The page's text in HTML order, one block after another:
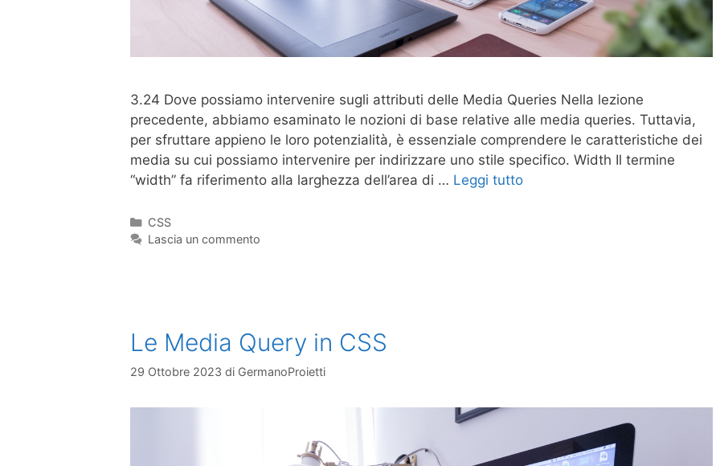
3.24 Dove possiamo intervenire sugli attributi delle Media Queries Nella lezione
precedente, abbiamo esaminato le nozioni di base relative alle media queries. Tuttavia,
per sfruttare appieno le loro potenzialità, è essenziale comprendere le caratteristiche dei
media su cui possiamo intervenire per indirizzare uno stile specifico. Width Il termine
“width” fa riferimento alla larghezza dell’area di … Leggi tutto
CSS
Lascia un commento
Le Media Query in CSS
29 Ottobre 2023 di GermanoProietti